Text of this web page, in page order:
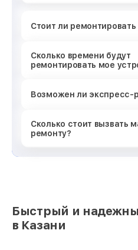
Стоит ли
Сколько времени будут
ремонтировать мое
Возможен ли экспресс-
Сколько стоит вызвать
ремонту?
Быстрый и
в Казани